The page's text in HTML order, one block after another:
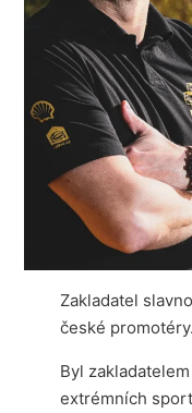
Zakladatel
české promotéry.
Byl
extrémních